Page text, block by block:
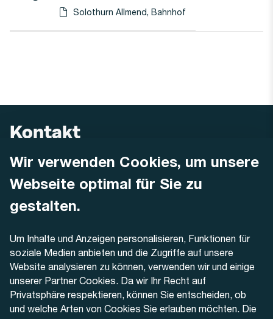
Wir verwenden Cookies, um unsere
Webseite optimal für Sie zu
gestalten.
Um Inhalte und Anzeigen personalisieren, Funktionen für
soziale Medien anbieten und die Zugriffe auf unsere
Website analysieren zu können, verwenden wir und einige
unserer Partner Cookies. Da wir Ihr Recht auf
Privatsphäre respektieren, können Sie entscheiden, ob
und welche Arten von Cookies Sie erlauben möchten. Die
Haltestellen-PDF herunterladen für
Solothurn Allmend, Bahnhof
(Öffnet in einen neuen Tab oder Fenster)
Kontakt
AREMO
Dornacherstrasse 48
4500 Solothurn
+41 32 622 37 22
Kontaktformular